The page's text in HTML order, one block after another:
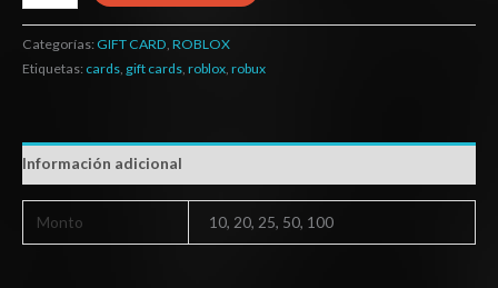
Categorías: GIFT CARD ROBLOX
Etiquetas: cards gift cards roblox robux
Información adicional
Monto 10, 20, 25, 50, 100